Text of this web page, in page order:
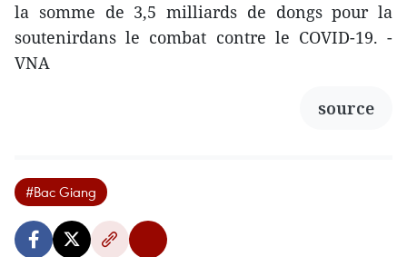
la somme de 3,5 milliards de dongs pour la
soutenirdans le combat contre le COVID-19. -
VNA
source
#Bac Giang